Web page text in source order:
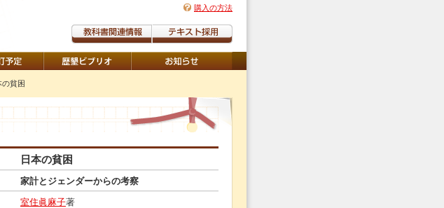
購入の方法
の貧困
日本の貧困
家計とジェンダーからの考察
室住眞麻子著